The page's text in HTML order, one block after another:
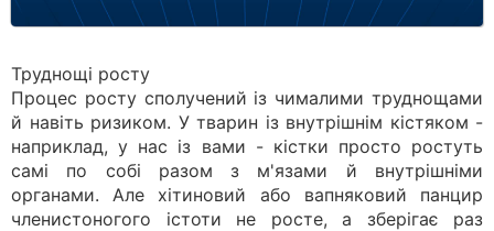
Труднощі росту
Процес росту сполучений із чималими труднощами
й навіть ризиком. У тварин із внутрішнім кістяком -
наприклад, у нас із вами - кістки просто ростуть
самі по собі разом з м'язами й внутрішніми
органами. Але хітиновий або вапняковий панцир
членистоногого істоти не росте, а зберігає раз